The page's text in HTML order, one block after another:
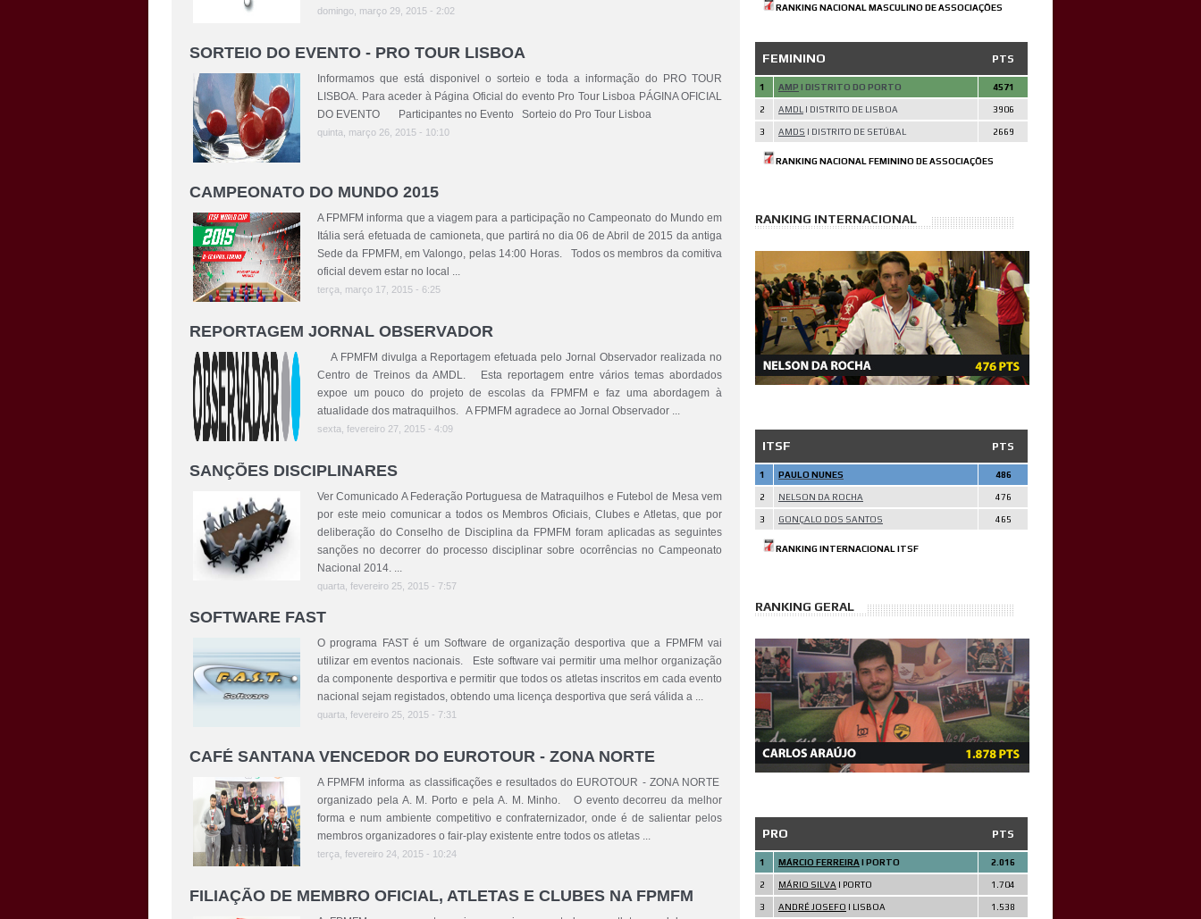
domingo, março 29, 2015 - 2:02
SORTEIO DO EVENTO - PRO TOUR LISBOA
Informamos que está disponivel o sorteio e toda a informação do PRO TOUR
LISBOA. Para aceder à Página Oficial do evento Pro Tour Lisboa PÁGINA OFICIAL
DO EVENTO Participantes no Evento Sorteio do Pro Tour Lisboa
quinta, março 26, 2015 - 10:10
CAMPEONATO DO MUNDO 2015
A FPMFM informa que a viagem para a participação no Campeonato do Mundo em
Itália será efetuada de camioneta, que partirá no dia 06 de Abril de 2015 da antiga
Sede da FPMFM, em Valongo, pelas 14:00 Horas. Todos os membros da comitiva
oficial devem estar no local ...
terça, março 17, 2015 - 6:25
REPORTAGEM JORNAL OBSERVADOR
A FPMFM divulga a Reportagem efetuada pelo Jornal Observador realizada no
Centro de Treinos da AMDL. Esta reportagem entre vários temas abordados
expoe um pouco do projeto de escolas da FPMFM e faz uma abordagem à
atualidade dos matraquilhos. A FPMFM agradece ao Jornal Observador ...
sexta, fevereiro 27, 2015 - 4:09
SANÇÕES DISCIPLINARES
Ver Comunicado A Federação Portuguesa de Matraquilhos e Futebol de Mesa vem
por este meio comunicar a todos os Membros Oficiais, Clubes e Atletas, que por
deliberação do Conselho de Disciplina da FPMFM foram aplicadas as seguintes
sanções no decorrer do processo disciplinar sobre ocorrências no Campeonato
Nacional 2014. ...
quarta, fevereiro 25, 2015 - 7:57
SOFTWARE FAST
O programa FAST é um Software de organização desportiva que a FPMFM vai
utilizar em eventos nacionais. Este software vai permitir uma melhor organização
da componente desportiva e permitir que todos os atletas inscritos em cada evento
nacional sejam registados, obtendo uma licença desportiva que será válida a ...
quarta, fevereiro 25, 2015 - 7:31
CAFÉ SANTANA VENCEDOR DO EUROTOUR - ZONA NORTE
A FPMFM informa as classificações e resultados do EUROTOUR - ZONA NORTE
organizado pela A. M. Porto e pela A. M. Minho. O evento decorreu da melhor
forma e num ambiente competitivo e confraternizador, onde é de salientar pelos
membros organizadores o fair-play existente entre todos os atletas ...
terça, fevereiro 24, 2015 - 10:24
FILIAÇÃO DE MEMBRO OFICIAL, ATLETAS E CLUBES NA FPMFM
RANKING NACIONAL MASCULINO DE ASSOCIAÇÕES
FEMININO PTS
1 AMP | DISTRITO DO PORTO 4571
2 AMDL | DISTRITO DE LISBOA 3906
3 AMDS | DISTRITO DE SETÚBAL 2669
RANKING NACIONAL FEMININO DE ASSOCIAÇÕES
RANKING INTERNACIONAL
ITSF PTS
1 PAULO NUNES 486
2 NELSON DA ROCHA 476
3 GONÇALO DOS SANTOS 465
RANKING INTERNACIONAL ITSF
RANKING GERAL
PRO PTS
1 MÁRCIO FERREIRA| PORTO 2.016
2 MÁRIO SILVA | PORTO 1.704
3 ANDRÉ JOSEFO | LISBOA 1.538